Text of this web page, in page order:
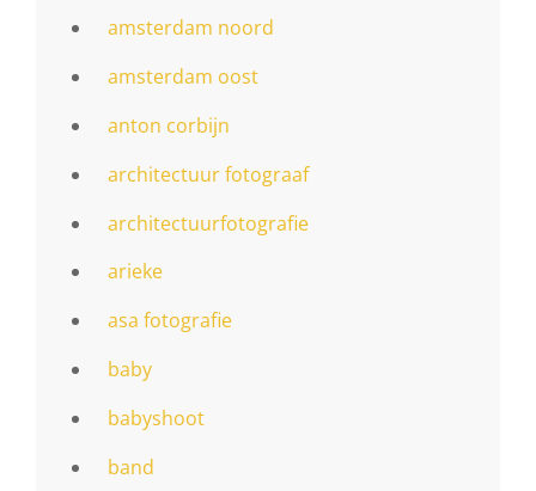
amsterdam noord
amsterdam oost
anton corbijn
architectuur fotograaf
architectuurfotografie
arieke
asa fotografie
baby
babyshoot
band